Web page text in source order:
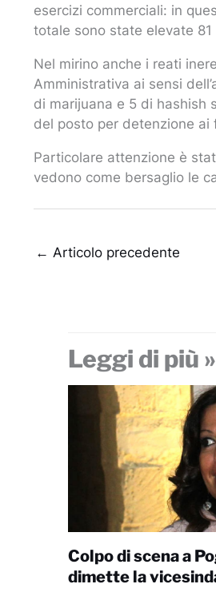
esercizi commerciali: in
totale sono state elevate
Nel mirino anche i reati
Amministrativa ai sensi
di marijuana e 5 di hashish
del posto per detenzione
Particolare attenzione è
vedono come bersaglio le
← Articolo precedente
Leggi di più »
Colpo di scena a
dimette la